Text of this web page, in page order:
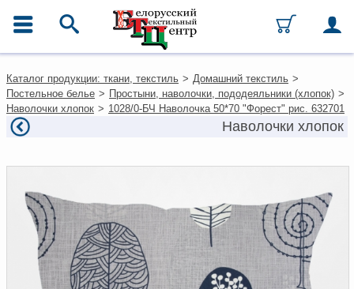
Каталог
Ткани
Домашний текстиль
Одежда
Текстиль для ресторанов и
Текстильная галантерея и
фурнитура
Условия работы
Оплата и доставка
Как оформить заказ
Каталог продукции: ткани, текстиль > Домашний текстиль >
Постельное белье > Простыни, наволочки, пододеяльники (хлопок) >
Наволочки хлопок > 1028/0-БЧ Наволочка 50*70 "Форест" рис. 632701
Наволочки хлопок